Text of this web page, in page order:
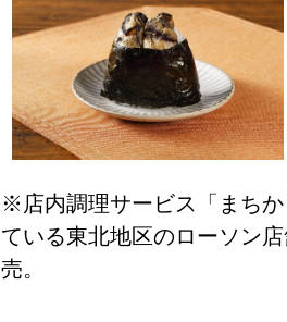
※店内調理サービス「まち
ている東北地区のローソン
売。